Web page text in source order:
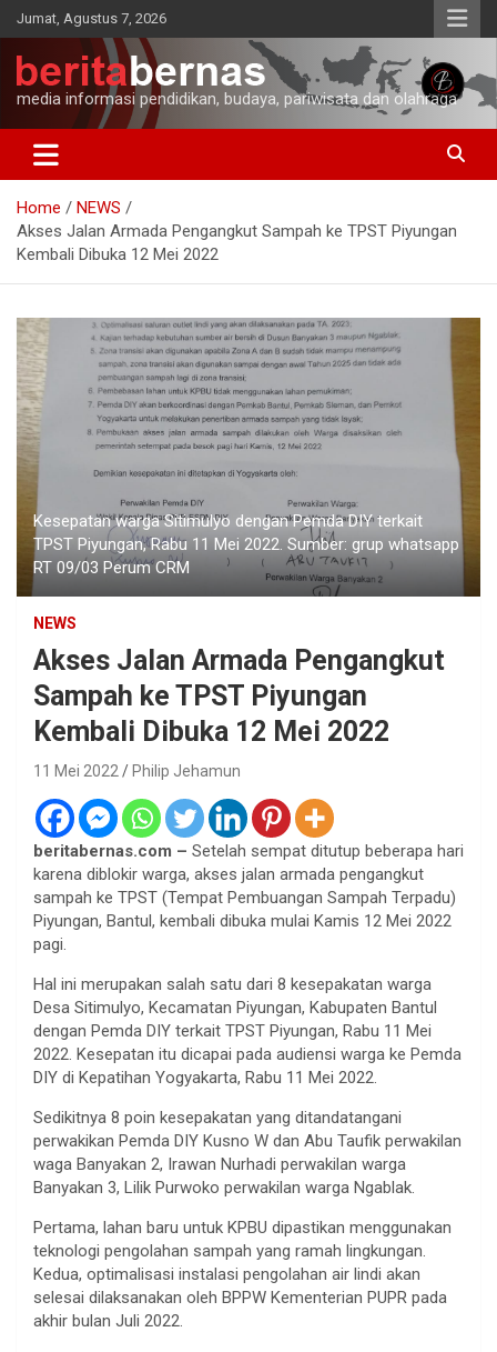
Skip
to
content
Jumat, Agustus 7, 2026
media informasi pendidikan, budaya, pariwisata dan olahraga
Home
NEWS
Akses Jalan Armada Pengangkut Sampah ke TPST Piyungan
Kembali Dibuka 12 Mei 2022
Kesepatan warga Sitimulyo dengan Pemda DIY terkait
TPST Piyungan, Rabu 11 Mei 2022. Sumber: grup whatsapp
RT 09/03 Perum CRM
NEWS
Akses Jalan Armada Pengangkut
Sampah ke TPST Piyungan
Kembali Dibuka 12 Mei 2022
11 Mei 2022 Philip Jehamun
beritabernas.com – Setelah sempat ditutup beberapa hari
karena diblokir warga, akses jalan armada pengangkut
sampah ke TPST (Tempat Pembuangan Sampah Terpadu)
Piyungan, Bantul, kembali dibuka mulai Kamis 12 Mei 2022
pagi.
Hal ini merupakan salah satu dari 8 kesepakatan warga
Desa Sitimulyo, Kecamatan Piyungan, Kabupaten Bantul
dengan Pemda DIY terkait TPST Piyungan, Rabu 11 Mei
2022. Kesepatan itu dicapai pada audiensi warga ke Pemda
DIY di Kepatihan Yogyakarta, Rabu 11 Mei 2022.
Sedikitnya 8 poin kesepakatan yang ditandatangani
perwakikan Pemda DIY Kusno W dan Abu Taufik perwakilan
waga Banyakan 2, Irawan Nurhadi perwakilan warga
Banyakan 3, Lilik Purwoko perwakilan warga Ngablak.
Pertama, lahan baru untuk KPBU dipastikan menggunakan
teknologi pengolahan sampah yang ramah lingkungan.
Kedua, optimalisasi instalasi pengolahan air lindi akan
selesai dilaksanakan oleh BPPW Kementerian PUPR pada
akhir bulan Juli 2022.